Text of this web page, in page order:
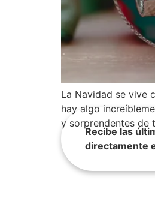
La Navidad se vive
hay algo
y sorprendentes de
Recibe las
directamente